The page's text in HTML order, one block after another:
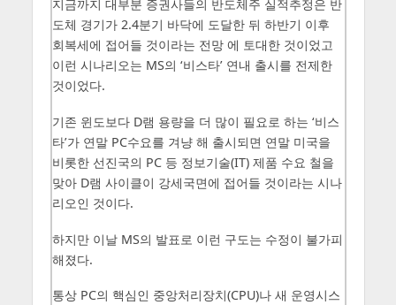
지금까지 대부분 증권사들의 반도체주 실적추정은 반
도체 경기가 2.4분기 바닥에 도달한 뒤 하반기 이후
회복세에 접어들 것이라는 전망 에 토대한 것이었고
이런 시나리오는 MS의 ‘비스타’ 연내 출시를 전제한
것이었다.
기존 윈도보다 D램 용량을 더 많이 필요로 하는 ‘비스
타’가 연말 PC수요를 겨냥 해 출시되면 연말 미국을
비롯한 선진국의 PC 등 정보기술(IT) 제품 수요 철을
맞아 D램 사이클이 강세국면에 접어들 것이라는 시나
리오인 것이다.
하지만 이날 MS의 발표로 이런 구도는 수정이 불가피
해졌다.
통상 PC의 핵심인 중앙처리장치(CPU)나 새 운영시스